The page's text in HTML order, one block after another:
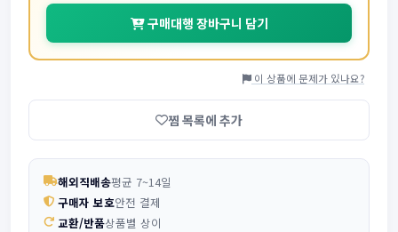
구매대행 장바구니 담기
이 상품에 문제가 있나요?
찜 목록에 추가
해외직배송평균 7~14일
구매자 보호안전 결제
교환/반품상품별 상이